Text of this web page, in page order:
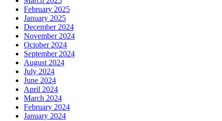
February 2025
January 2025
December 2024
November 2024
October 2024
September 2024
August 2024
July 2024
June 2024
April 2024
March 2024
February 2024
January 2024